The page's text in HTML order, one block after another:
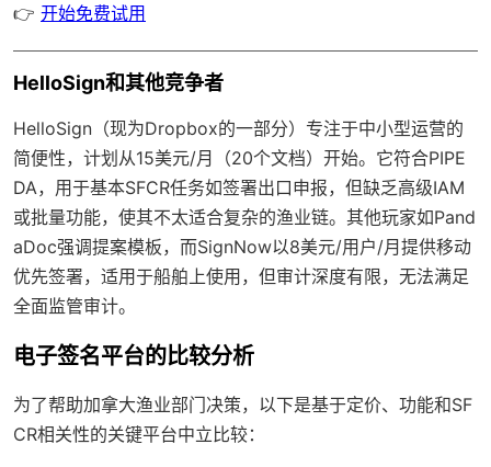
👉 开始免费试用
HelloSign和其他竞争者
HelloSign（现为Dropbox的一部分）专注于中小型运营的
简便性，计划从15美元/月（20个文档）开始。它符合PIPE
DA，用于基本SFCR任务如签署出口申报，但缺乏高级IAM
或批量功能，使其不太适合复杂的渔业链。其他玩家如Pand
aDoc强调提案模板，而SignNow以8美元/用户/月提供移动
优先签署，适用于船舶上使用，但审计深度有限，无法满足
全面监管审计。
电子签名平台的比较分析
为了帮助加拿大渔业部门决策，以下是基于定价、功能和SF
CR相关性的关键平台中立比较：